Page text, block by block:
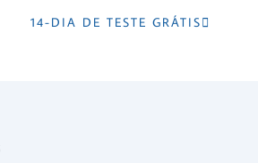
14-DIA DE TESTE GRÁTIS